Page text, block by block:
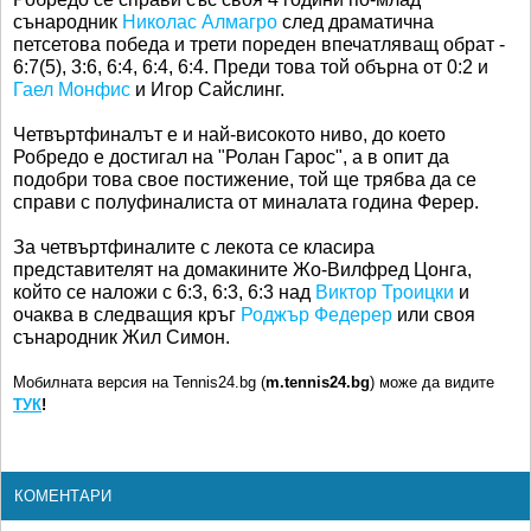
сънародник Николас Алмагро след драматична
петсетова победа и трети пореден впечатляващ обрат -
6:7(5), 3:6, 6:4, 6:4, 6:4. Преди това той обърна от 0:2 и
Гаел Монфис и Игор Сайслинг.
Четвъртфиналът е и най-високото ниво, до което
Робредо е достигал на "Ролан Гарос", а в опит да
подобри това свое постижение, той ще трябва да се
справи с полуфиналиста от миналата година Ферер.
За четвъртфиналите с лекота се класира
представителят на домакините Жо-Вилфред Цонга,
който се наложи с 6:3, 6:3, 6:3 над Виктор Троицки и
очаква в следващия кръг Роджър Федерер или своя
сънародник Жил Симон.
Мобилната версия на Tennis24.bg (m.tennis24.bg) може да видите
ТУК!
КОМЕНТАРИ